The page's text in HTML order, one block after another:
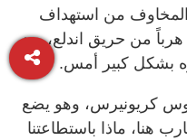
المخاوف من استهداف
من حريق اندلع، بعد
بشكل كبير أمس.
كريونيرس، وهو يضع
هنا، ماذا باستطاعتنا